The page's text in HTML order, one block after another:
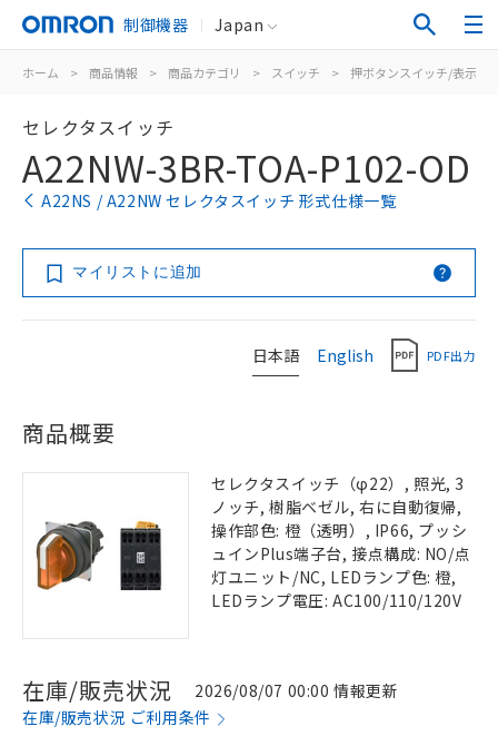
制御機器 Japan
ホーム > 商品情報 > 商品カテゴリ > スイッチ > 押ボタンスイッチ/表示灯
セレクタスイッチ
A22NW-3BR-TOA-P102-OD
A22NS / A22NW セレクタスイッチ 形式仕様一覧
マイリストに追加
日本語 English PDF出力
商品概要
セレクタスイッチ（φ22）, 照光, 3
ノッチ, 樹脂ベゼル, 右に自動復帰,
操作部色: 橙（透明）, IP66, プッシ
ュインPlus端子台, 接点構成: NO/点
灯ユニット/NC, LEDランプ色: 橙,
LEDランプ電圧: AC100/110/120V
在庫/販売状況
2026/08/07 00:00 情報更新
在庫/販売状況 ご利用条件